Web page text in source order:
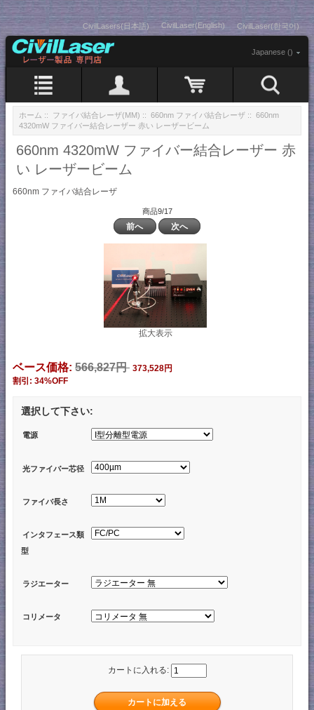
CivilLasers(日本語) CivilLaser(English) CivilLaser(한국어)
Japanese ()
ホーム :: ファイバ結合レーザ(MM) :: 660nm ファイバ結合レーザ :: 660nm
4320mW ファイバー結合レーザー 赤い レーザービーム
660nm 4320mW ファイバー結合レーザー 赤
い レーザービーム
660nm ファイバ結合レーザ
商品9/17
前へ 次へ
拡大表示
ベース価格: 566,827円 373,528円
割引: 34%OFF
選択して下さい:
電源
光ファイバー芯径
ファイバ長さ
インタフェース類
型
ラジエーター
コリメータ
カートに入れる: